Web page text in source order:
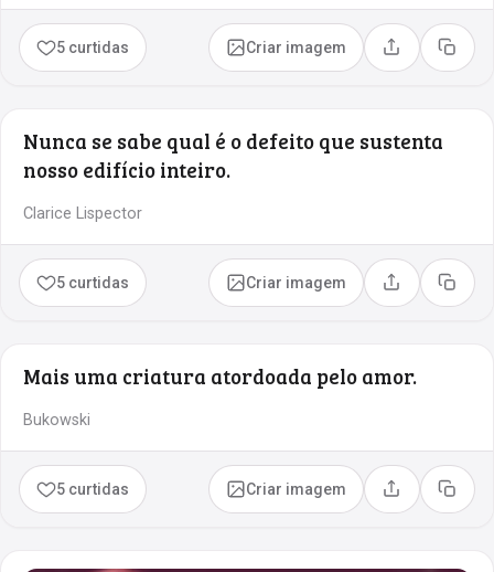
5 curtidas Criar imagem Compartilhar
Copiar
Nunca se sabe qual é o defeito que sustenta
nosso edifício inteiro.
Clarice Lispector
5 curtidas Criar imagem Compartilhar
Copiar
Mais uma criatura atordoada pelo amor.
Bukowski
5 curtidas Criar imagem Compartilhar
Copiar